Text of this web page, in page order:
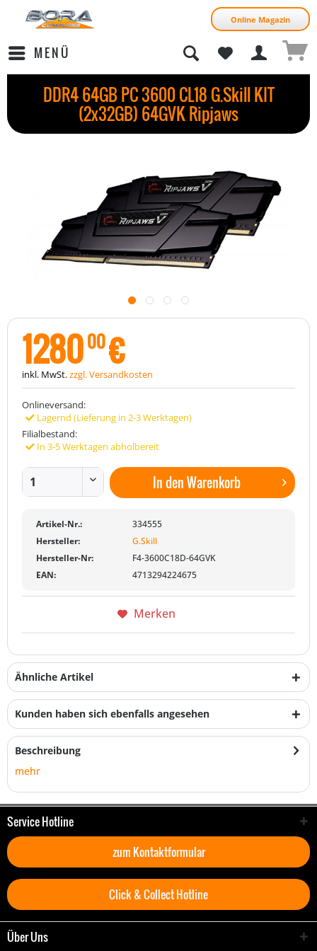
Online Magazin
MENÜ
DDR4 64GB PC 3600 CL18 G.Skill KIT
(2x32GB) 64GVK Ripjaws
128000€
inkl. MwSt.zzgl. Versandkosten
Onlineversand:
Lagernd (Lieferung in 2-3 Werktagen)
Filialbestand:
In 3-5 Werktagen abholbereit
In denWarenkorb
Artikel-Nr.:
334555
Hersteller:
G.Skill
Hersteller-Nr:
F4-3600C18D-64GVK
EAN:
4713294224675
Merken
Ähnliche Artikel
Kunden haben sich ebenfalls angesehen
Beschreibung
mehr
Service Hotline
zum Kontaktformular
Click & Collect Hotline
Über Uns